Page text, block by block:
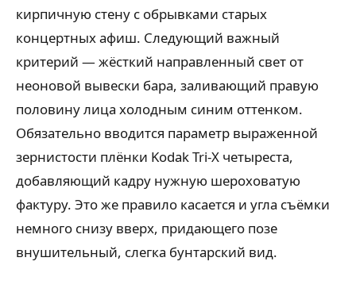
кирпичную стену с обрывками старых
концертных афиш. Следующий важный
критерий — жёсткий направленный свет от
неоновой вывески бара, заливающий правую
половину лица холодным синим оттенком.
Обязательно вводится параметр выраженной
зернистости плёнки Kodak Tri-X четыреста,
добавляющий кадру нужную шероховатую
фактуру. Это же правило касается и угла съёмки
немного снизу вверх, придающего позе
внушительный, слегка бунтарский вид.